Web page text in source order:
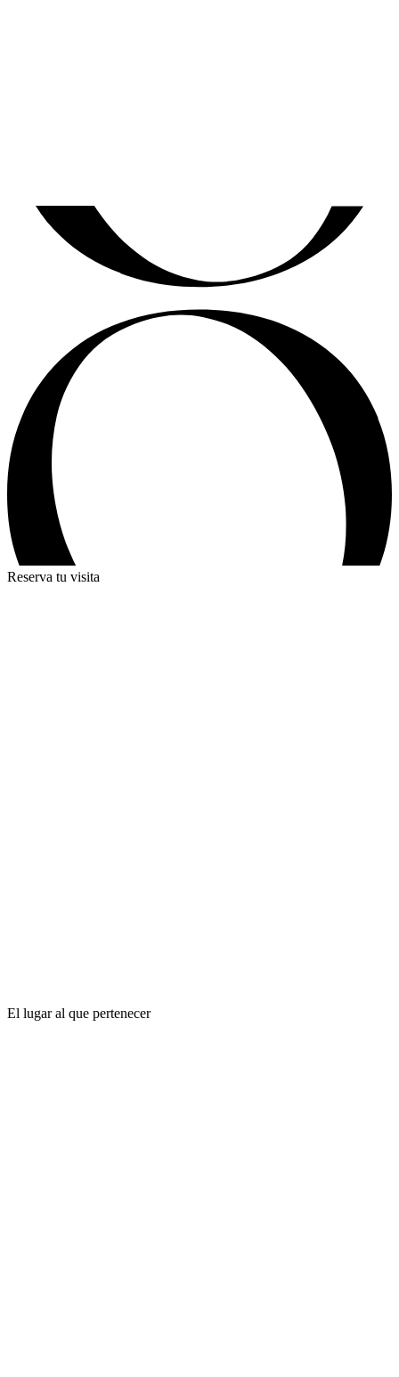
Reserva tu visita
El lugar al que pertenecer